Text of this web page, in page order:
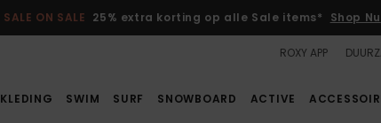
SALE ON SALE 25% extra korting op alle Sale items* Shop Nu
ROXY APP
KLEDING SWIM SURF SNOWBOARD ACTIVE